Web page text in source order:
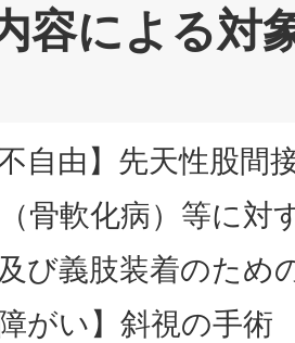
容による対
不自由】先天性股間
骨軟化病）等に対
び義肢装着のため
障がい】斜視の手術